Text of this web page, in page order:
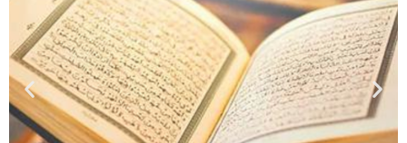
TOPLUMA KATKI
ADAY ÖĞRENCILER
İLETIŞIM